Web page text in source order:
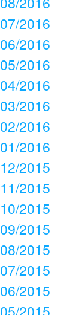
07/2016
06/2016
05/2016
04/2016
03/2016
02/2016
01/2016
12/2015
11/2015
10/2015
09/2015
08/2015
07/2015
06/2015